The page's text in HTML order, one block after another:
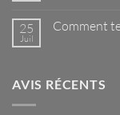
savoir
monde
Histoire
25
Juil
Comment
tenir
AVIS RÉCENTS